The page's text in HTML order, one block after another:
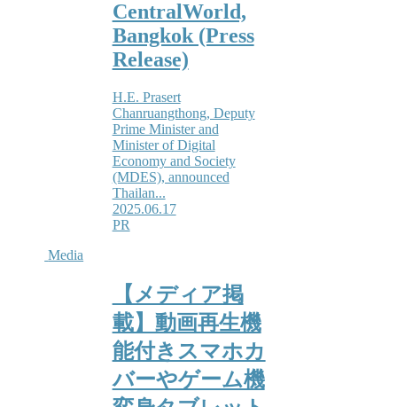
CentralWorld,
Bangkok (Press
Release)
H.E. Prasert
Chanruangthong, Deputy
Prime Minister and
Minister of Digital
Economy and Society
(MDES), announced
Thailan...
2025.06.17
PR
Media
【メディア掲
載】動画再生機
能付きスマホカ
バーやゲーム機